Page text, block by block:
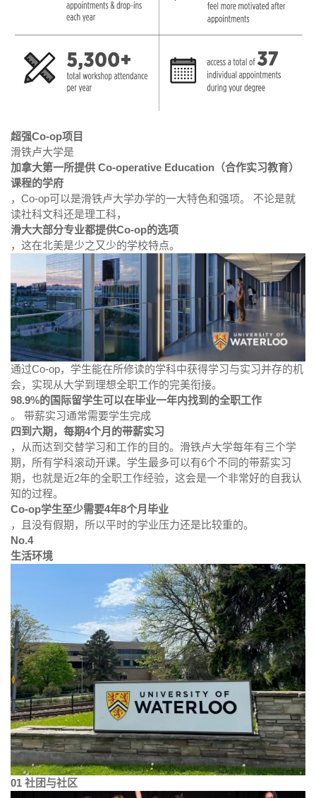
超强Co-op项目
滑铁卢大学是
加拿大第一所提供 Co-operative Education（合作实习教育）
课程的学府
，Co-op可以是滑铁卢大学办学的一大特色和强项。 不论是就
读社科文科还是理工科，
滑大大部分专业都提供Co-op的选项
，这在北美是少之又少的学校特点。
通过Co-op，学生能在所修读的学科中获得学习与实习并存的机
会，实现从大学到理想全职工作的完美衔接。
98.9%的国际留学生可以在毕业一年内找到的全职工作
。 带薪实习通常需要学生完成
四到六期，每期4个月的带薪实习
，从而达到交替学习和工作的目的。滑铁卢大学每年有三个学
期，所有学科滚动开课。学生最多可以有6个不同的带薪实习
期，也就是近2年的全职工作经验，这会是一个非常好的自我认
知的过程。
Co-op学生至少需要4年8个月毕业
，且没有假期，所以平时的学业压力还是比较重的。
No.4
生活环境
01 社团与社区